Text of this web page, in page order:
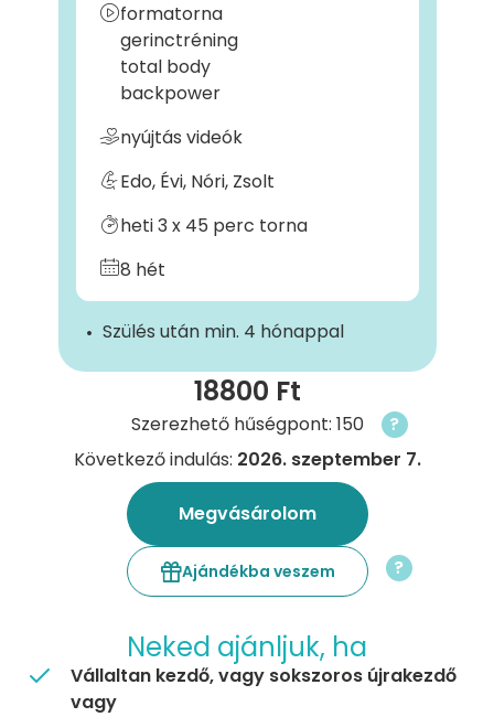
formatorna
gerinctréning
total body
backpower
nyújtás videók
Edo, Évi, Nóri, Zsolt
heti 3 x 45 perc torna
8 hét
Szülés után min. 4 hónappal
18800 Ft
Szerezhető hűségpont: 150
?
Következő indulás: 2026. szeptember 7.
Megvásárolom
Ajándékba veszem ?
Neked ajánljuk, ha
Vállaltan kezdő, vagy sokszoros újrakezdő
vagy